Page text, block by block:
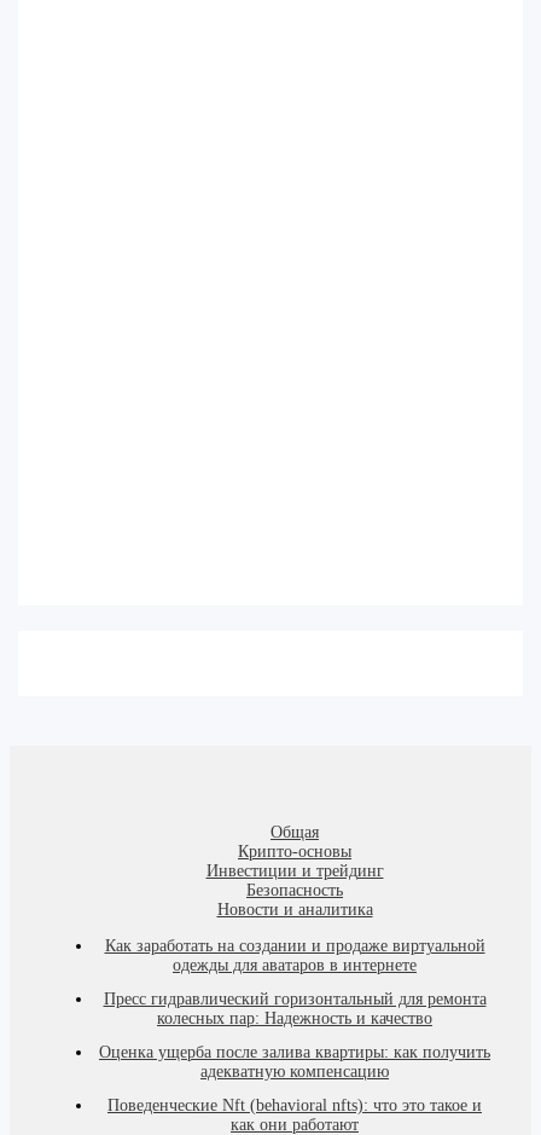
Общая
Крипто-основы
Инвестиции и трейдинг
Безопасность
Новости и аналитика
Как заработать на создании и продаже виртуальной
одежды для аватаров в интернете
Пресс гидравлический горизонтальный для ремонта
колесных пар: Надежность и качество
Оценка ущерба после залива квартиры: как получить
адекватную компенсацию
Поведенческие Nft (behavioral nfts): что это такое и
как они работают